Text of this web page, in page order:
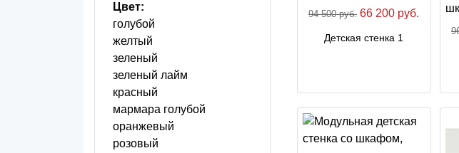
Цвет:
голубой
желтый
зеленый
зеленый лайм
красный
мармара голубой
оранжевый
розовый
94 500 руб. 66 200 руб.
Детская стенка 1